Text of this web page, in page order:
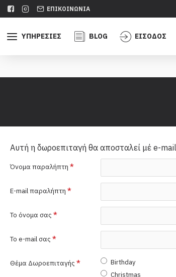
ΕΠΙΚΟΙΝΩΝΊΑ
ΥΠΗΡΕΣΊΕΣ BLOG ΕΊΣΟΔΟΣ
Αυτή η δωροεπιταγή θα αποσταλεί μέ e-
Όνομα παραλήπτη
E-mail παραλήπτη
Το όνομα σας
Το e-mail σας
Θέμα Δωροεπιταγής
Birthday
Christmas